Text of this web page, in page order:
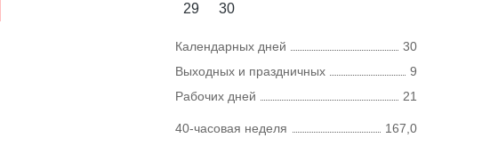
29
30
Календарных дней
30
Выходных и праздничных
9
Рабочих дней
21
40-часовая неделя
167,0